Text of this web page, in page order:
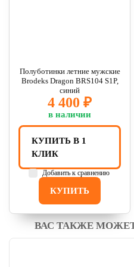
Полуботинки летние мужские
Brodeks Dragon BRS104 S1P,
синий
4 400 ₽
в наличии
КУПИТЬ
КУПИТЬ В 1
КЛИК
Добавить к сравнению
ВАС ТАКЖЕ